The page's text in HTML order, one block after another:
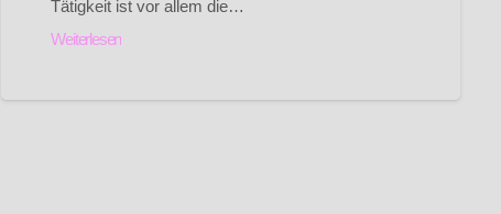
Tätigkeit ist vor allem die…
Weiterlesen